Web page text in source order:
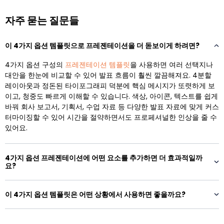
자주 묻는 질문들
이 4가지 옵션 템플릿으로 프레젠테이션을 더 돋보이게 하려면?
4가지 옵션 구성의 프레젠테이션 템플릿을 사용하면 여러 선택지나
대안을 한눈에 비교할 수 있어 발표 흐름이 훨씬 깔끔해져요. 4분할
레이아웃과 정돈된 타이포그래피 덕분에 핵심 메시지가 또렷하게 보
이고, 청중도 빠르게 이해할 수 있습니다. 색상, 아이콘, 텍스트를 쉽게
바꿔 회사 보고서, 기획서, 수업 자료 등 다양한 발표 자료에 맞게 커스
터마이징할 수 있어 시간을 절약하면서도 프로페셔널한 인상을 줄 수
있어요.
4가지 옵션 프레젠테이션에 어떤 요소를 추가하면 더 효과적일까
요?
이 4가지 옵션 템플릿은 어떤 상황에서 사용하면 좋을까요?